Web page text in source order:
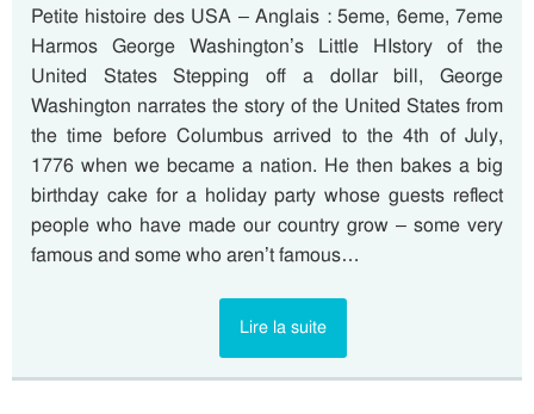
Petite histoire des USA – Anglais : 5eme, 6eme, 7eme
Harmos George Washington’s Little HIstory of the
United States Stepping off a dollar bill, George
Washington narrates the story of the United States from
the time before Columbus arrived to the 4th of July,
1776 when we became a nation. He then bakes a big
birthday cake for a holiday party whose guests reflect
people who have made our country grow – some very
famous and some who aren’t famous…
Lire la suite